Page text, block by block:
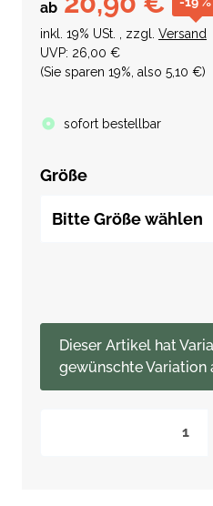
ab
inkl. 19% USt. , zzgl. Versand
UVP: 26,00 €
(Sie sparen 19% , also 5,10 €)
sofort bestellbar
Größe
Bitte Größe wählen
x
Dieser Artikel hat
gewünschte Variation